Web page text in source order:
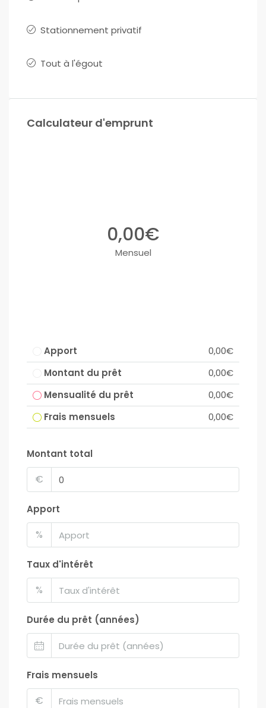
Stationnement privatif
Tout à l'égout
Calculateur d'emprunt
0,00€
Mensuel
Apport
0,00€
Montant du prêt
0,00€
Mensualité du prêt
0,00€
Frais mensuels
0,00€
Montant total
€
Apport
%
Taux d'intérêt
%
Durée du prêt (années)
Frais mensuels
€